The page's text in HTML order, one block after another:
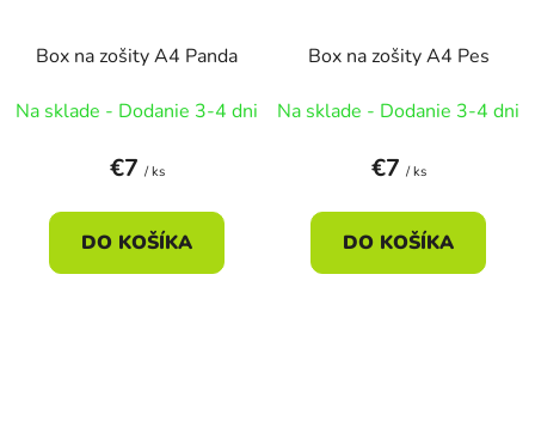
Box na zošity A4 Panda
Na sklade - Dodanie 3-4 dni
€7 / ks
DO KOŠÍKA
Box na zošity A4 Pes
Na sklade - Dodanie 3-4 dni
€7 / ks
DO KOŠÍKA